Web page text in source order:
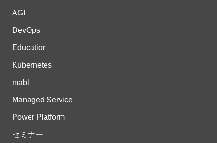
AGI
DevOps
Education
Kubernetes
mabl
Managed Service
Power Platform
セミナー